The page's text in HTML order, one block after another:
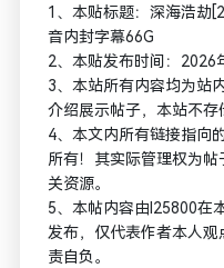
1、本贴标题：深海浩劫
音内封字幕66G
2、本贴发布时间：2026
3、本站所有内容均为站
介绍展示帖子，本站不存
4、本文内所有链接指向
所有！其实际管理权为
关资源。
5、本帖内容由l25800在
发布，仅代表作者本人
责自负。